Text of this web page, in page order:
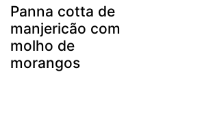
Panna cotta de
manjericão com
molho de
morangos